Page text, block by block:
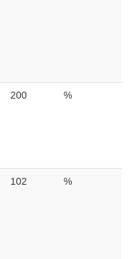
200 %
102 %